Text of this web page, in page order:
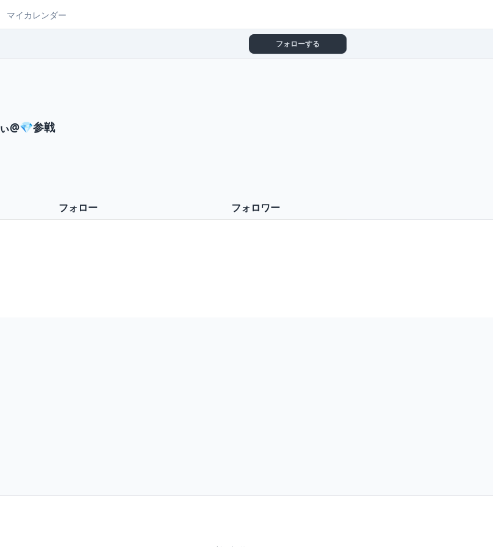
マイカレンダー
フォローする
@💎参戦
フォロー フォロワー